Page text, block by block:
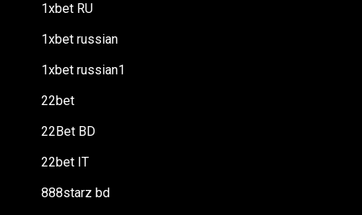
1xbet RU
1xbet russian
1xbet russian1
22bet
22Bet BD
22bet IT
888starz bd